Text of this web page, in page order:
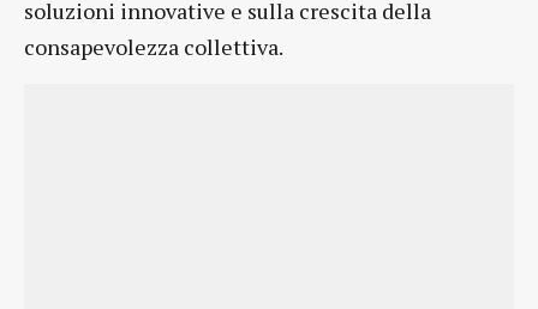
soluzioni innovative e sulla crescita della
consapevolezza collettiva.